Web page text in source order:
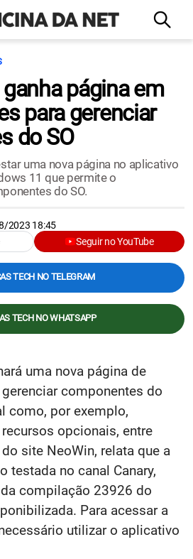
página em
para gerenciar
do SO
uma nova página no aplicativo
11 que permite o
do SO.
2023 18:45
Seguir no YouTube
TECH NO TELEGRAM
TECH NO WHATSAPP
uma nova página de
componentes do
como, por exemplo,
opcionais, entre
site NeoWin, relata que a
testada no canal Canary,
compilação 23926 do
Para acessar a
utilizar o aplicativo